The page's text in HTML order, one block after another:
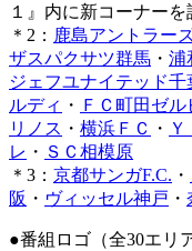
１』内に新コーナー
＊2： 鹿島アントラー
ザスパクサツ群馬 ・ 浦
ジェフユナイテッド千
ルディ ・ ＦＣ町田ゼル
リノス ・ 横浜ＦＣ ・
レ ・ ＳＣ相模原
＊3： 京都サンガF.C. ・
阪 ・ ヴィッセル神戸 ・
●番組ロゴ（全30エリ